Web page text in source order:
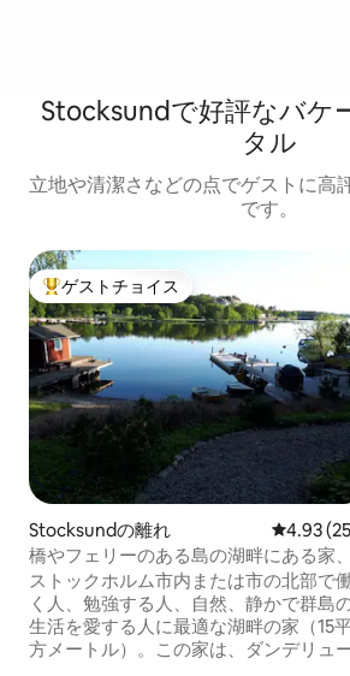
Stocksundで好評なバケ
タル
立地や清潔さなどの点でゲストに高
です。
大好評のゲストチョイスです。
ゲストチョイス
Stocksundの離れ レビュー
4.93
橋やフェリーのある島の湖畔にある家、
市街地に近い
ストックホルム市内または市の北部で
く人、勉強する人、自然、静かで群島
生活を愛する人に最適な湖畔の家（15
方メートル）。この家は、ダンデリュ